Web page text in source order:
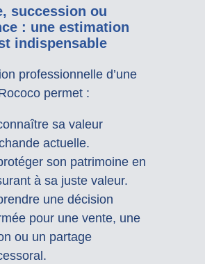
succession ou
: une estimation
indispensable
professionnelle d’une
permet :
sa valeur
actuelle.
son patrimoine en
à sa juste valeur.
une décision
pour une vente, une
ou un partage